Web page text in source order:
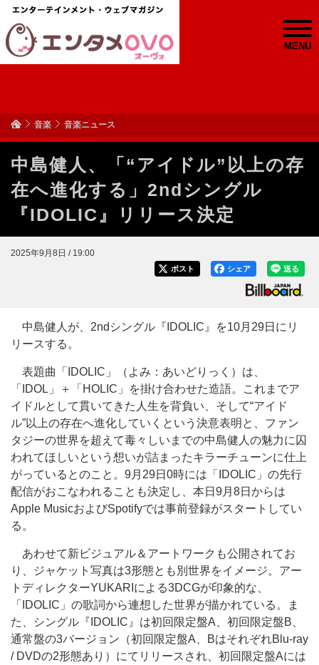
MENU
音楽 音楽ニュース
中島健人、「“アイドル”以上の存
在へ進化する」2ndシングル
『IDOLIC』リリース決定
2025年9月8日 / 19:00
送る
シェア
ポスト
中島健人が、2ndシングル『IDOLIC』を10月29日にリ
リースする。
表題曲「IDOLIC」（よみ：あいどりっく）は、
「IDOL」＋「HOLIC」を掛け合わせた造語。これまでア
イドルとして貫いてきた人生を背負い、そして“アイド
ル”以上の存在へ進化していくという決意表明と、ファン
タジーの世界を超えて毒々しいまでの中島健人の魅力に囚
われてほしいという想いが詰まったキラーチューンに仕上
がっているとのこと。9月29日0時には「IDOLIC」の先行
配信がおこなわれることも決定し、本日9月8日からは
Apple MusicおよびSpotifyでは事前登録がスタートしてい
る。
あわせて新ビジュアル＆アートワークも公開されてお
り、ジャケット写真は3形態とも別世界をイメージ。アー
トディレクターYUKARIによる3DCGが印象的な、
「IDOLIC」の歌詞から連想した世界が描かれている。ま
た、シングル『IDOLIC』は初回限定盤A、初回限定盤B、
通常盤の3バージョン（初回限定盤A、BはそれぞれBlu-ray
/ DVDの2形態あり）にてリリースされ、初回限定盤Aには